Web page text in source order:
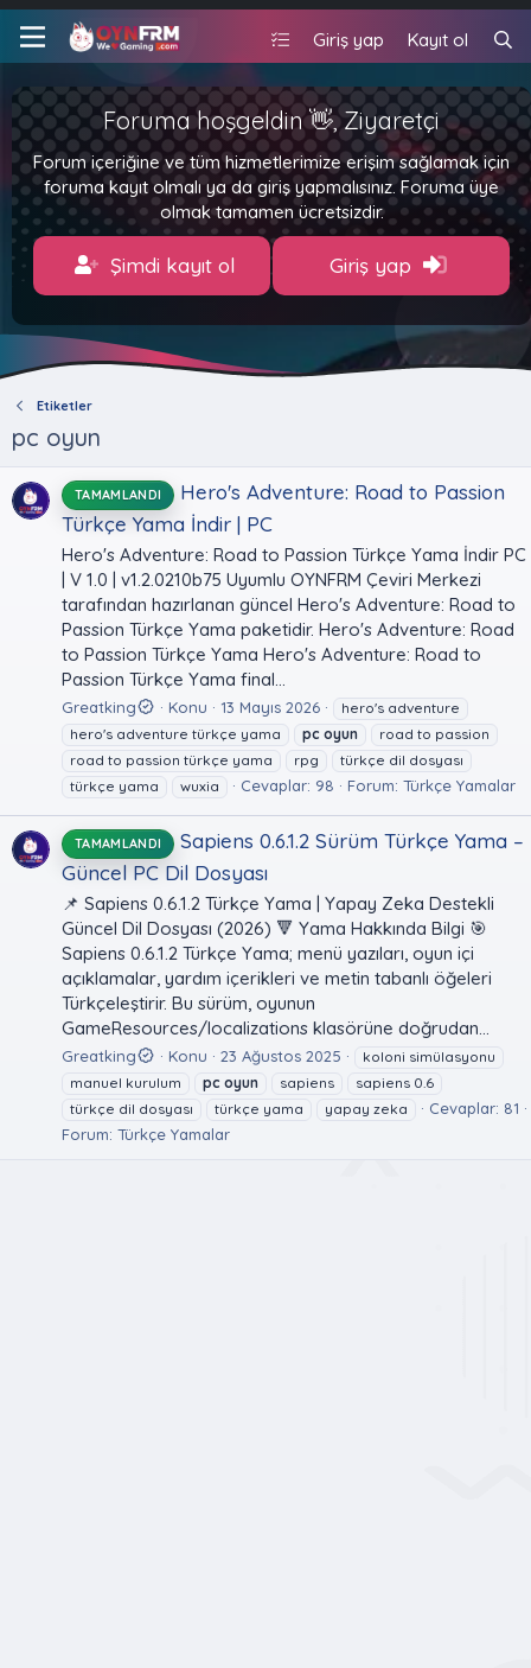
Giriş yap Kayıt ol
Foruma hoşgeldin 👋, Ziyaretçi
Forum içeriğine ve tüm hizmetlerimize erişim sağlamak için
foruma kayıt olmalı ya da giriş yapmalısınız. Foruma üye
olmak tamamen ücretsizdir.
Şimdi kayıt ol Giriş yap
Etiketler
pc oyun
TAMAMLANDI
Hero's Adventure: Road to Passion
Türkçe Yama İndir | PC
Hero's Adventure: Road to Passion Türkçe Yama İndir PC
| V 1.0 | v1.2.0210b75 Uyumlu OYNFRM Çeviri Merkezi
tarafından hazırlanan güncel Hero's Adventure: Road to
Passion Türkçe Yama paketidir. Hero's Adventure: Road
to Passion Türkçe Yama Hero's Adventure: Road to
Passion Türkçe Yama final...
Greatking Konu 13 Mayıs 2026
hero's adventure
hero's adventure türkçe yama
pc oyun
road to passion
road to passion türkçe yama
rpg
türkçe dil dosyası
türkçe yama
wuxia Cevaplar: 98 Forum: Türkçe Yamalar
TAMAMLANDI
Sapiens 0.6.1.2 Sürüm Türkçe Yama –
Güncel PC Dil Dosyası
📌 Sapiens 0.6.1.2 Türkçe Yama | Yapay Zeka Destekli
Güncel Dil Dosyası (2026) 🔻 Yama Hakkında Bilgi 🎯
Sapiens 0.6.1.2 Türkçe Yama; menü yazıları, oyun içi
açıklamalar, yardım içerikleri ve metin tabanlı öğeleri
Türkçeleştirir. Bu sürüm, oyunun
GameResources/localizations klasörüne doğrudan...
Greatking Konu 23 Ağustos 2025
koloni simülasyonu
manuel kurulum
pc oyun sapiens
sapiens 0.6
türkçe dil dosyası
türkçe yama yapay zeka
Cevaplar: 81
Forum: Türkçe Yamalar